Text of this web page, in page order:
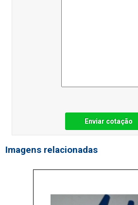
Enviar cotação
Imagens relacionadas